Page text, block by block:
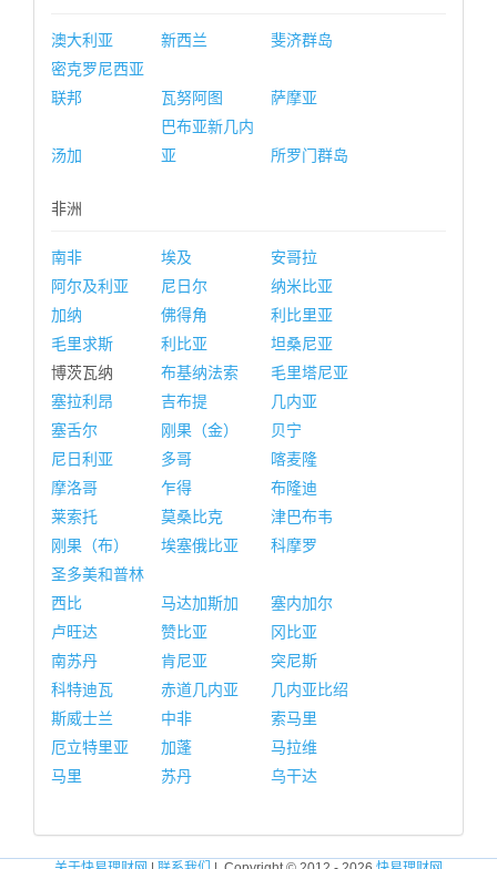
澳大利亚 新西兰
斐济群岛
密克罗尼西亚
联邦
瓦努阿图 萨摩亚
汤加
巴布亚新几内
亚
所罗门群岛
非洲
南非 埃及
安哥拉
阿尔及利亚
尼日尔
纳米比亚
加纳
佛得角
利比里亚
毛里求斯
利比亚
坦桑尼亚
博茨瓦纳
布基纳法索
毛里塔尼亚
塞拉利昂
吉布提
几内亚
塞舌尔
刚果（金）
贝宁
尼日利亚
多哥
喀麦隆
摩洛哥
乍得
布隆迪
莱索托
莫桑比克
津巴布韦
刚果（布）
埃塞俄比亚
科摩罗
圣多美和普林
西比
马达加斯加
塞内加尔
卢旺达
赞比亚
冈比亚
南苏丹
肯尼亚
突尼斯
科特迪瓦
赤道几内亚
几内亚比绍
斯威士兰
中非
索马里
厄立特里亚
加蓬
马拉维
马里
苏丹 乌干达